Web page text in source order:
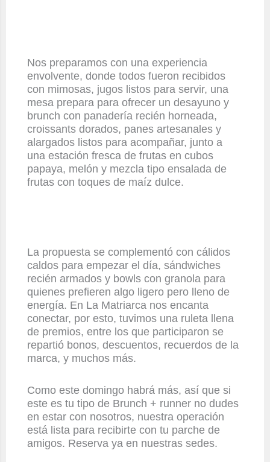
Nos preparamos con una experiencia
envolvente, donde todos fueron recibidos
con mimosas, jugos listos para servir, una
mesa prepara para ofrecer un desayuno y
brunch con panadería recién horneada,
croissants dorados, panes artesanales y
alargados listos para acompañar, junto a
una estación fresca de frutas en cubos
papaya, melón y mezcla tipo ensalada de
frutas con toques de maíz dulce.
La propuesta se complementó con cálidos
caldos para empezar el día, sándwiches
recién armados y bowls con granola para
quienes prefieren algo ligero pero lleno de
energía. En La Matriarca nos encanta
conectar, por esto, tuvimos una ruleta llena
de premios, entre los que participaron se
repartió bonos, descuentos, recuerdos de la
marca, y muchos más.
Como este domingo habrá más, así que si
este es tu tipo de Brunch + runner no dudes
en estar con nosotros, nuestra operación
está lista para recibirte con tu parche de
amigos. Reserva ya en nuestras sedes.